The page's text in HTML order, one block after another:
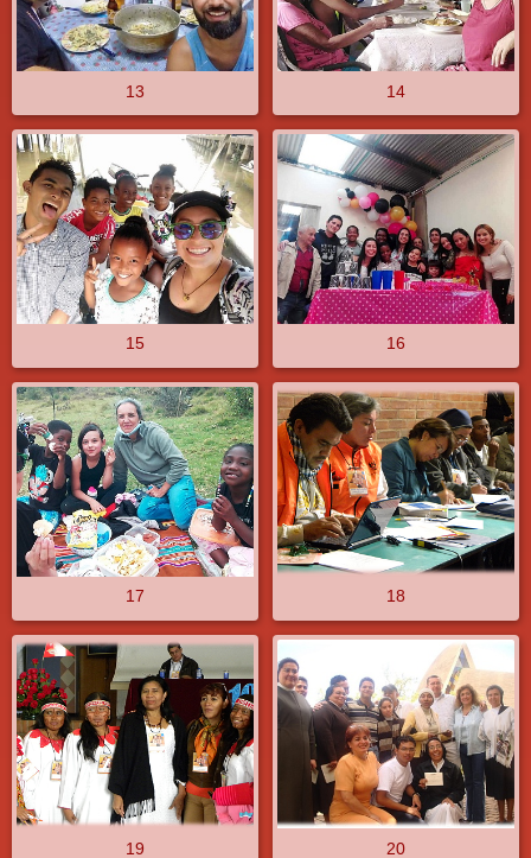
13 14
15 16
17 18
19 20